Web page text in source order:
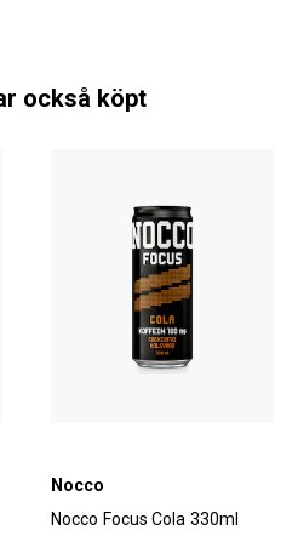
också köpt
Nocco
Nocco Focus Cola 330ml